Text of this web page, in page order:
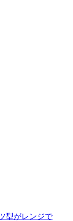
型がレンジで